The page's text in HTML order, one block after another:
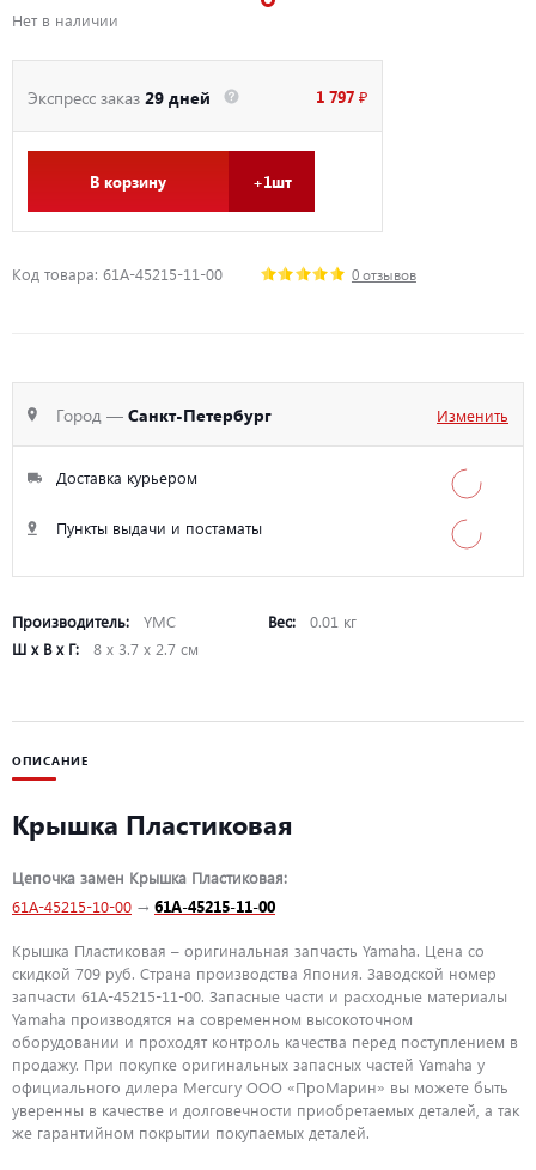
Нет в наличии
Экспресс заказ 29 дней 1 797 ₽
В корзину +1шт
Код товара: 61A-45215-11-00 0 отзывов
Город — Санкт-Петербург Изменить
Доставка курьером
Пункты выдачи и постаматы
Производитель: YMC Вес:
0.01 кг
Ш х В х Г:
8 х 3.7 х 2.7 см
ОПИСАНИЕ
Крышка Пластиковая
Цепочка замен Крышка Пластиковая:
61A-45215-10-00 → 61A-45215-11-00
Крышка Пластиковая – оригинальная запчасть Yamaha. Цена со
скидкой 709 руб. Страна производства Япония. Заводской номер
запчасти 61A-45215-11-00. Запасные части и расходные материалы
Yamaha производятся на современном высокоточном
оборудовании и проходят контроль качества перед поступлением в
продажу. При покупке оригинальных запасных частей Yamaha у
официального дилера Mercury ООО «ПроМарин» вы можете быть
уверенны в качестве и долговечности приобретаемых деталей, а так
же гарантийном покрытии покупаемых деталей.